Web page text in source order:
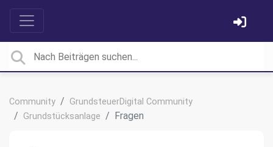
Community
GrundsteuerDigital Community
Grundstücksanlage
Fragen